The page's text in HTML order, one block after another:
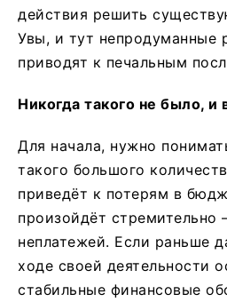
действия решить
Увы, и тут непродуманные
приводят к печальным
Никогда такого не было, и
Для начала, нужно
такого большого
приведёт к потерям в
произойдёт стремительно
неплатежей. Если раньше
ходе своей деятельности
стабильные финансовые